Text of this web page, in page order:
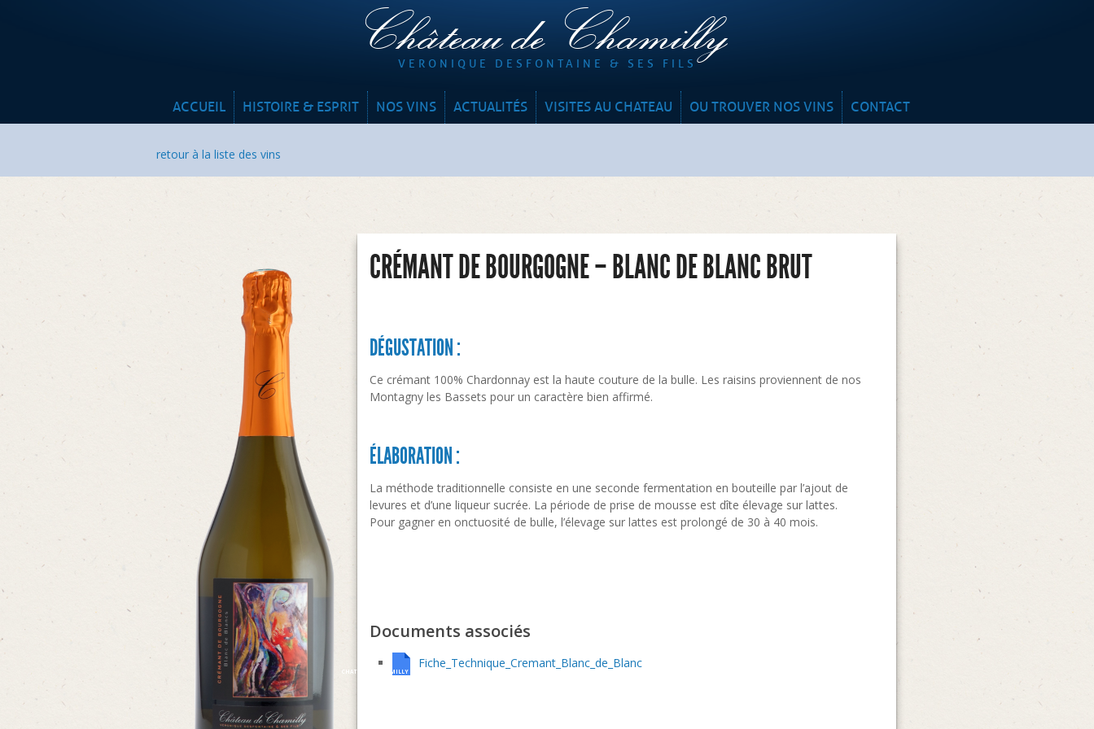
Château de Chamilly
VERONIQUE DESFONTAINE & SES FILS
ACCUEIL HISTOIRE & ESPRIT NOS VINS ACTUALITÉS VISITES AU CHATEAU OU TROUVER NOS VINS CONTACT
retour à la liste des vins
CRÉMANT DE BOURGOGNE – BLANC DE BLANC BRUT
DÉGUSTATION :
Ce crémant 100% Chardonnay est la haute couture de la bulle. Les raisins proviennent de nos
Montagny les Bassets pour un caractère bien affirmé.
ÉLABORATION :
La méthode traditionnelle consiste en une seconde fermentation en bouteille par l’ajout de
levures et d’une liqueur sucrée. La période de prise de mousse est dîte élevage sur lattes.
Pour gagner en onctuosité de bulle, l’élevage sur lattes est prolongé de 30 à 40 mois.
Documents associés
CHATEAUDECHAMILLY
Fiche_Technique_Cremant_Blanc_de_Blanc